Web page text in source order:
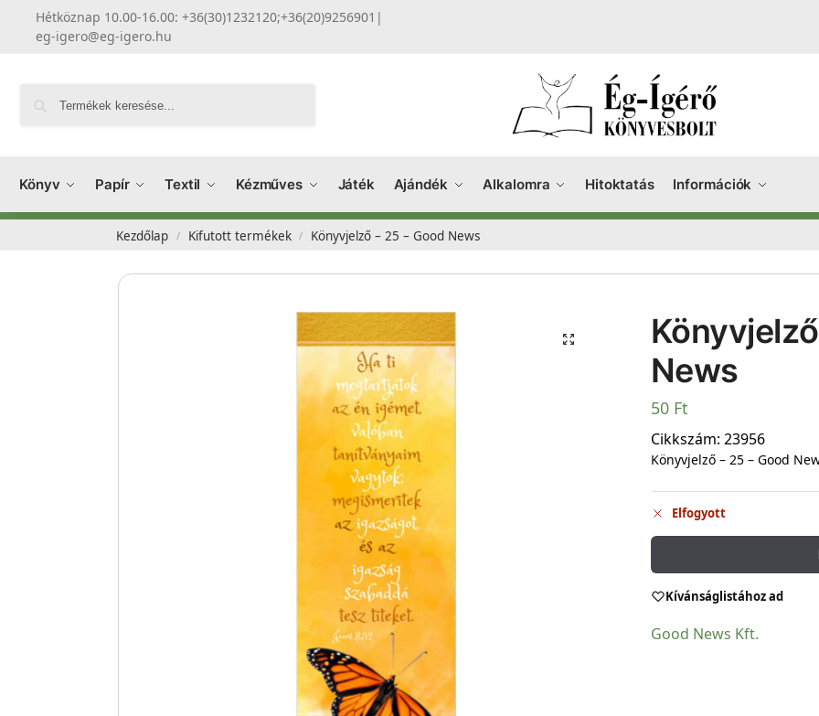
Hétköznap 10.00-16.00: +36(30)1232120;+36(20)9256901 |
eg-igero@eg-igero.hu
Könyv Papír Textil Kézműves Játék Ajándék Alkalomra Hitoktatás Információk
Kezdőlap / Kifutott termékek / Könyvjelző – 25 – Good News
News
50 Ft
Cikkszám: 23956
Könyvjelző – 25 – Good
Elfogyott
Kívánságlistához ad
Good News Kft.